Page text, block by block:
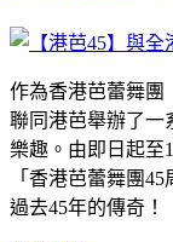
作為香港芭蕾舞團
聯同港芭舉辦了一
樂趣。由即日起至
「香港芭蕾舞團
過去45年的傳奇！